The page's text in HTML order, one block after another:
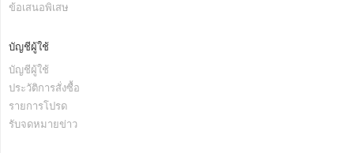
ข้อเสนอพิเสษ
บัญชีผู้ใช้
บัญชีผู้ใช้
ประวัติการสั่งซื้อ
รายการโปรด
รับจดหมายข่าว